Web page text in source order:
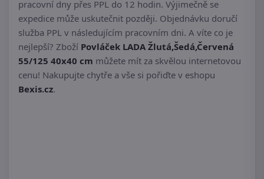
pracovní dny přes PPL do 12 hodin. Výjimečně se
expedice může uskutečnit později. Objednávku doručí
služba PPL v následujícím pracovním dni. A víte co je
nejlepší? Zboží Povláček LADA Žlutá,Šedá,Červená
55/125 40x40 cm můžete mít za skvělou internetovou
cenu! Nakupujte chytře a vše si pořiďte v eshopu
Bexis.cz.